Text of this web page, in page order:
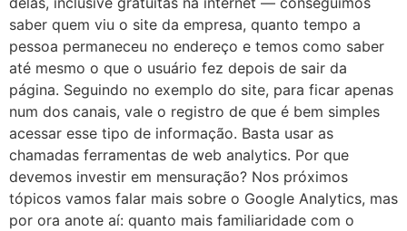
saber quem viu o site da empresa, quanto tempo a
pessoa permaneceu no endereço e temos como saber
até mesmo o que o usuário fez depois de sair da
página. Seguindo no exemplo do site, para ficar apenas
num dos canais, vale o registro de que é bem simples
acessar esse tipo de informação. Basta usar as
chamadas ferramentas de web analytics. Por que
devemos investir em mensuração? Nos próximos
tópicos vamos falar mais sobre o Google Analytics, mas
por ora anote aí: quanto mais familiaridade com o